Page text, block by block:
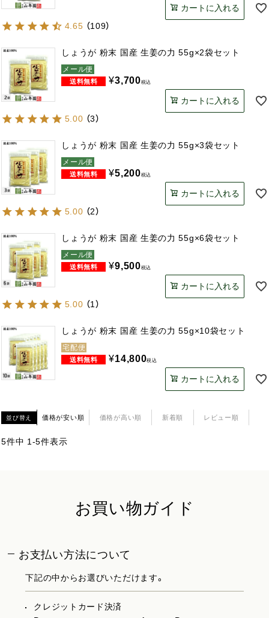
カートに入れる
4.65 （109）
しょうが 粉末 国産 生姜の力 55g×2袋セット
メール便
¥3,700税込
カートに入れる
5.00 （3）
しょうが 粉末 国産 生姜の力 55g×3袋セット
メール便
¥5,200税込
カートに入れる
5.00 （2）
しょうが 粉末 国産 生姜の力 55g×6袋セット
メール便
¥9,500税込
カートに入れる
5.00 （1）
しょうが 粉末 国産 生姜の力 55g×10袋セット
宅配便
¥14,800税込
カートに入れる
並び替え 価格が安い順 価格が高い順 新着順 レビュー順
5件中 1-5件表示
お買い物ガイド
お支払い方法について
下記の中からお選びいただけます。
クレジットカード決済